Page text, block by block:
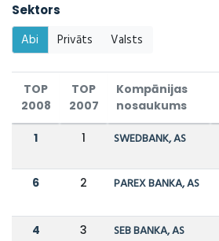
Sektors
Abi Privāts Valsts
TOP
2008
TOP
2007
Kompānijas
nosaukums
1 1 SWEDBANK, AS
6 2 PAREX BANKA, AS
4 3 SEB BANKA, AS